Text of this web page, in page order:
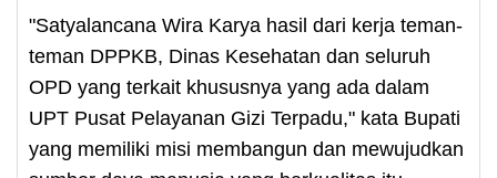
"Satyalancana Wira Karya hasil dari kerja teman-
teman DPPKB, Dinas Kesehatan dan seluruh
OPD yang terkait khususnya yang ada dalam
UPT Pusat Pelayanan Gizi Terpadu," kata Bupati
yang memiliki misi membangun dan mewujudkan